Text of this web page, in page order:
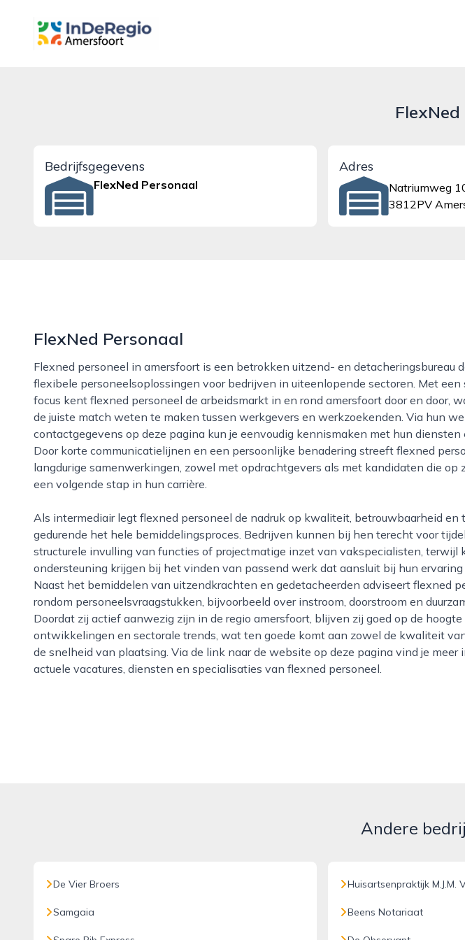
inderegioamersfoort.nl
Bedrijfsgegevens
FlexNed Personaal
Adres
Natriumweg
3812PV
FlexNed Personaal
Flexned personeel in amersfoort is een betrokken uitzend- en detacheringsbureau dat zich richt op
flexibele personeelsoplossingen voor bedrijven in uiteenlopende sectoren. Met een
focus kent flexned personeel de arbeidsmarkt in en rond amersfoort door en door,
de juiste match weten te maken tussen werkgevers en werkzoekenden. Via hun
contactgegevens op deze pagina kun je eenvoudig kennismaken met hun diensten
Door korte communicatielijnen en een persoonlijke benadering streeft flexned
langdurige samenwerkingen, zowel met opdrachtgevers als met kandidaten die op
een volgende stap in hun carrière.
Als intermediair legt flexned personeel de nadruk op kwaliteit, betrouwbaarheid en transparantie
gedurende het hele bemiddelingsproces. Bedrijven kunnen bij hen terecht voor
structurele invulling van functies of projectmatige inzet van vakspecialisten, terwijl
ondersteuning krijgen bij het vinden van passend werk dat aansluit bij hun
Naast het bemiddelen van uitzendkrachten en gedetacheerden adviseert flexned
rondom personeelsvraagstukken, bijvoorbeeld over instroom, doorstroom en
Doordat zij actief aanwezig zijn in de regio amersfoort, blijven zij goed op de
ontwikkelingen en sectorale trends, wat ten goede komt aan zowel de kwaliteit
de snelheid van plaatsing. Via de link naar de website op deze pagina vind je meer
actuele vacatures, diensten en specialisaties van flexned personeel.
Andere
De Vier Broers
Samgaia
Huisartsenpraktijk M.J.M.
Beens Notariaat